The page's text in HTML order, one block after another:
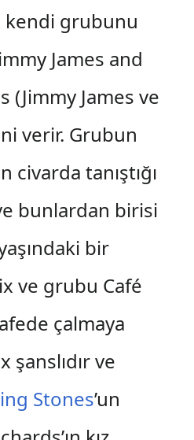
kendi grubunu
James and
(Jimmy James ve
verir. Grubun
civarda tanıştığı
bunlardan birisi
bir
ve grubu Café
çalmaya
şanslıdır ve
Stones’un